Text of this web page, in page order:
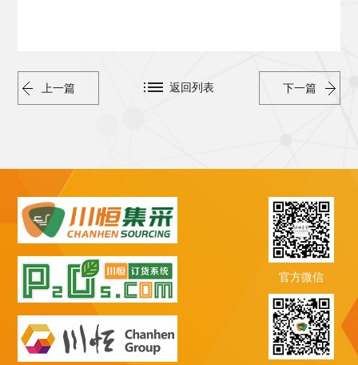
上一篇 下一篇
返回列表
官方微信